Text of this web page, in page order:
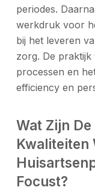
periodes.
werkdruk voor
bij het leveren
zorg. De
processen en
efficiency en
Wat Zijn
Kwaliteiten
Focust?